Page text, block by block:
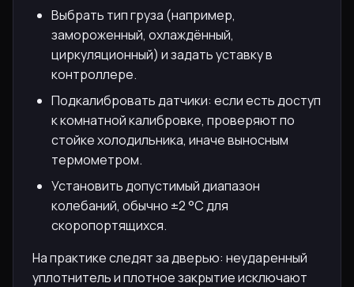
Выбрать тип груза (например,
замороженный, охлаждённый,
циркуляционный) и задать уставку в
контроллере.
Подкалибровать датчики: если есть доступ
к комнатной калибровке, проверяют по
стойке холодильника, иначе выносным
термометром.
Установить допустимый диапазон
колебаний, обычно ±2 °C для
скоропортящихся.
На практике следят за дверью: неударенный
уплотнитель и плотное закрытие исключают